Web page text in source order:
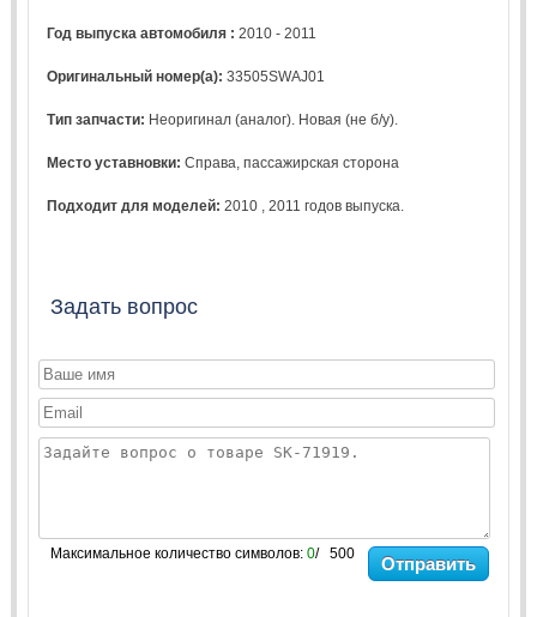
Год выпуска автомобиля :2010 - 2011
Оригинальный номер(а):33505SWAJ01
Тип запчасти: Неоригинал (аналог). Новая (не б/у).
Место уставновки:Справа, пассажирская сторона
Подходит для моделей: 2010 ,2011 годов выпуска.
Задать вопрос
Максимальное количество символов: 0/ 500 Отправить